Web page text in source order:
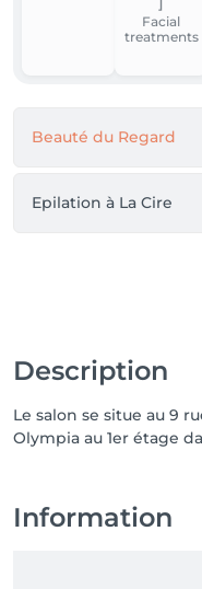
Facial
treatments
Beauté du Regard
Epilation à La Cire
Description
Le salon se situe au 9
Olympia au 1er étage
Information